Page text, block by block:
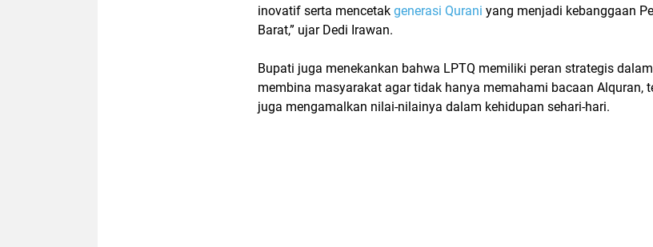
inovatif serta mencetak generasi Qurani yang menjadi kebanggaan
Barat,” ujar Dedi Irawan.
Bupati juga menekankan bahwa LPTQ memiliki peran strategis dalam
membina masyarakat agar tidak hanya memahami bacaan Alquran,
juga mengamalkan nilai-nilainya dalam kehidupan sehari-hari.